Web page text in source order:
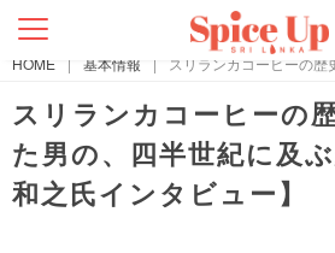
HOME | 基本情報 | スリランカコーヒーの
スリランカコーヒーの
た男の、四半世紀に及
和之氏インタビュー】